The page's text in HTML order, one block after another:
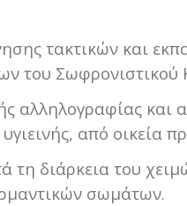
τακτικών και
του Σωφρονιστικού
αλληλογραφίας και
από οικεία
τη διάρκεια του
σωμάτων.